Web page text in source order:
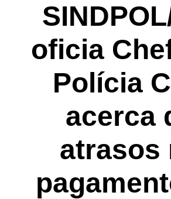
oficia
Polícia
acerca
atrasos